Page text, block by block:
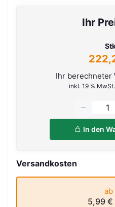
Ihr
Ihr berechneter
inkl. 19 %
In den
Versandkosten
ab
5,99 €